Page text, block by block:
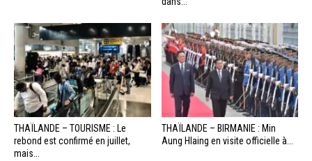
THAÏLANDE – TOURISME : Le
rebond est confirmé en juillet,
mais...
THAÏLANDE – BIRMANIE : Min
Aung Hlaing en visite officielle à...